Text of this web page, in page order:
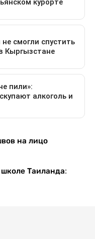
на лицо
школе Таиланда: